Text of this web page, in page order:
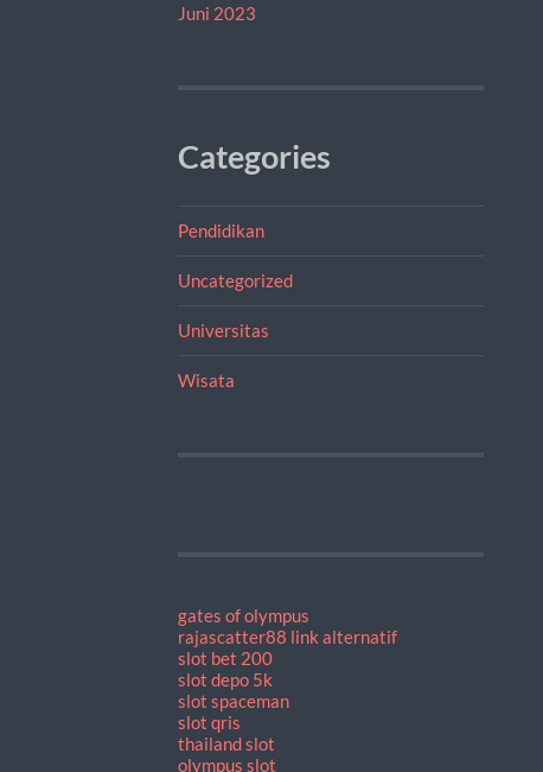
Juni 2023
Categories
Pendidikan
Uncategorized
Universitas
Wisata
gates of olympus
rajascatter88 link alternatif
slot bet 200
slot depo 5k
slot spaceman
slot qris
thailand slot
olympus slot